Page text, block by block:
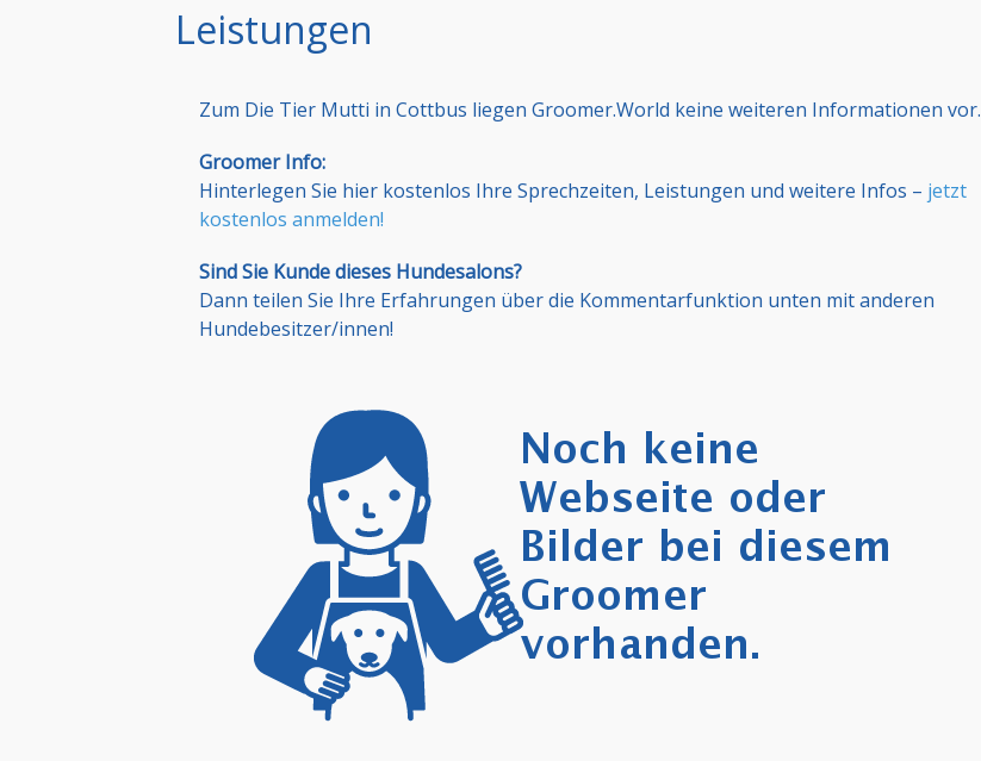
Leistungen
Zum Die Tier Mutti in Cottbus liegen Groomer.World keine weiteren Informationen vor.
Groomer Info:
Hinterlegen Sie hier kostenlos Ihre Sprechzeiten, Leistungen und weitere Infos – jetzt
kostenlos anmelden!
Sind Sie Kunde dieses Hundesalons?
Dann teilen Sie Ihre Erfahrungen über die Kommentarfunktion unten mit anderen
Hundebesitzer/innen!